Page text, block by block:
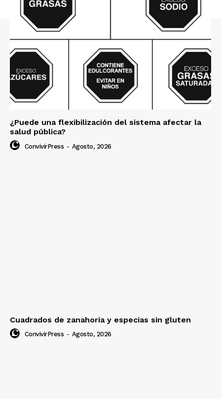
¿Puede una flexibilización del sistema afectar la
salud pública?
ConvivirPress - Agosto, 2026
Cuadrados de zanahoria y especias sin gluten
ConvivirPress - Agosto, 2026